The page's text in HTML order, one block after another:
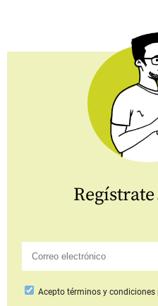
Regístrate
Aceptotérminos y